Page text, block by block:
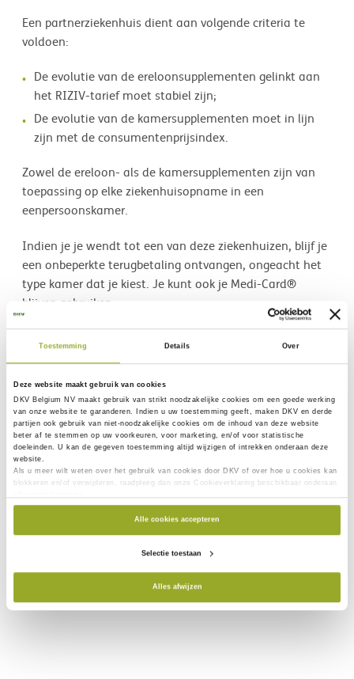
Toestemming Details Over
Deze website maakt gebruik van cookies
DKV Belgium NV maakt gebruik van strikt noodzakelijke cookies om een goede werking
van onze website te garanderen. Indien u uw toestemming geeft, maken DKV en derde
partijen ook gebruik van niet-noodzakelijke cookies om de inhoud van deze website
beter af te stemmen op uw voorkeuren, voor marketing, en/of voor statistische
doeleinden. U kan de gegeven toestemming altijd wijzigen of intrekken onderaan deze
website.
Als u meer wilt weten over het gebruik van cookies door DKV of over hoe u cookies kan
blokkeren en/of verwijderen, raadpleeg dan onze Cookieverklaring beschikbaar onderaan
Alle cookies accepteren
Selectie toestaan
Alles afwijzen
Een partnerziekenhuis dient aan volgende criteria te
voldoen:
De evolutie van de ereloonsupplementen gelinkt aan
het RIZIV-tarief moet stabiel zijn;
De evolutie van de kamersupplementen moet in lijn
zijn met de consumentenprijsindex.
Zowel de ereloon- als de kamersupplementen zijn van
toepassing op elke ziekenhuisopname in een
eenpersoonskamer.
Indien je je wendt tot een van deze ziekenhuizen, blijf je
een onbeperkte terugbetaling ontvangen, ongeacht het
type kamer dat je kiest. Je kunt ook je Medi-Card®
blijven gebruiken.
Particulier verzekerd
Hospitalisatie
Geen Klant
Info over verzekeringen
Ziekenhuis guide
Mijn verblijf voorbereiden